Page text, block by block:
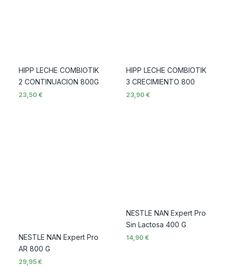
HIPP LECHE COMBIOTIK
2 CONTINUACION 800G
23,50 €
HIPP LECHE COMBIOTIK
3 CRECIMIENTO 800
23,90 €
NESTLE NAN Expert Pro
AR 800 G
29,95 €
NESTLE NAN Expert Pro
Sin Lactosa 400 G
14,90 €